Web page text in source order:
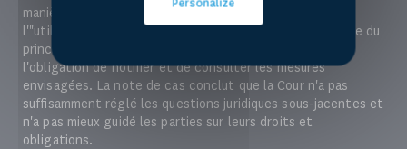
manière plus adéquate, à savoir les différends relatifs à
l'"utilisation actuelle" et aux "droits acquis" dans le cadre du
principe de l'utilisation équitable et raisonnable et
l'obligation de notifier et de consulter les mesures
envisagées. La note de cas conclut que la Cour n'a pas
suffisamment réglé les questions juridiques sous-jacentes et
n'a pas mieux guidé les parties sur leurs droits et
obligations.